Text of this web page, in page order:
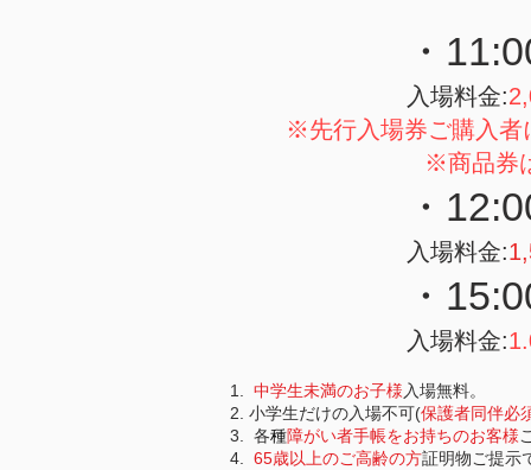
・
入場料金:
※先行入場券ご購入者
※商品券
・
入場料金:
・
入場料金:
中学生未満のお子様 入場無料。
​小学生だけの入場不可(保護者同伴必
各種障がい者手帳をお持ちのお客様
65歳以上のご高齢の方証明物ご提示